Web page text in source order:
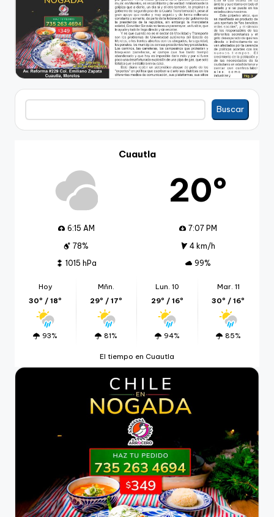
Buscar
Buscar
Cuautla
20º
6:15 AM
7:07 PM
78%
4 km/h
1015 hPa
99%
Hoy
30º / 18º
93%
Mñn.
29º / 17º
81%
Lun. 10
29º / 16º
94%
Mar. 11
30º / 16º
85%
El tiempo en Cuautla